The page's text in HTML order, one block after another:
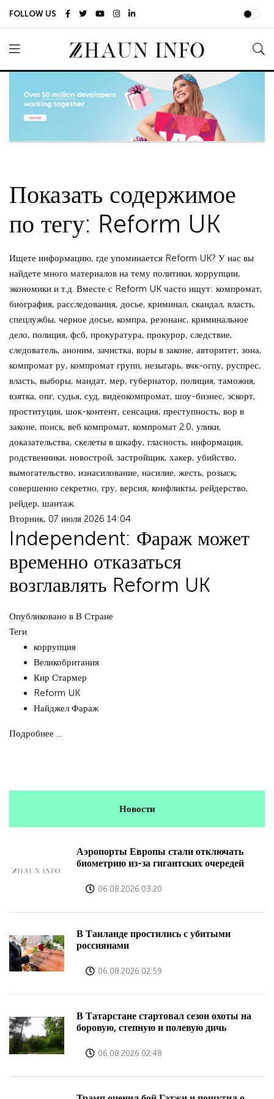
FOLLOW US
Показать содержимое
по тегу: Reform UK
Ищете информацию, где упоминается Reform UK? У нас вы
найдете много материалов на тему политики, коррупции,
экономики и т.д. Вместе с Reform UK часто ищут: компромат,
биография, расследования, досье, криминал, скандал, власть,
спецлужбы, черное досье, компра, резонанс, криминальное
дело, полиция, фсб, прокуратура, прокурор, следствие,
следователь, аноним, зачистка, воры в законе, авторитет, зона,
компромат ру, компромат групп, незыгарь, вчк-огпу, руспрес,
власть, выборы, мандат, мер, губернатор, полиция, таможня,
взятка, опг, судья, суд, видеокомпромат, шоу-бизнес, эскорт,
проституция, шок-контент, сенсация, преступность, вор в
законе, поиск, веб компромат, компромат 2.0, улики,
доказательства, скелеты в шкафу, гласность, информация,
родственники, новострой, застройщик, хакер, убийство,
вымогательство, изнасилование, насилие, жесть, розыск,
совершенно секретно, гру, версия, конфликты, рейдерство,
рейдер, шантаж.
Вторник, 07 июля 2026 14:04
Independent: Фараж может
временно отказаться
возглавлять Reform UK
Опубликовано в В Стране
Теги
коррупция
Великобритания
Кир Стармер
Reform UK
Найджел Фараж
Подробнее ...
Новости
Аэропорты Европы стали отключать
биометрию из-за гигантских очередей
06.08.2026 03:20
В Таиланде простились с убитыми
россиянами
06.08.2026 02:59
В Татарстане стартовал сезон охоты на
боровую, степную и полевую дичь
06.08.2026 02:48